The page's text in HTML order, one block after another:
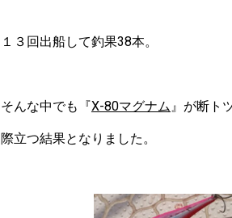
１３回出船して釣果38本。
そんな中でも『X-80マグナム』が断ト
際立つ結果となりました。